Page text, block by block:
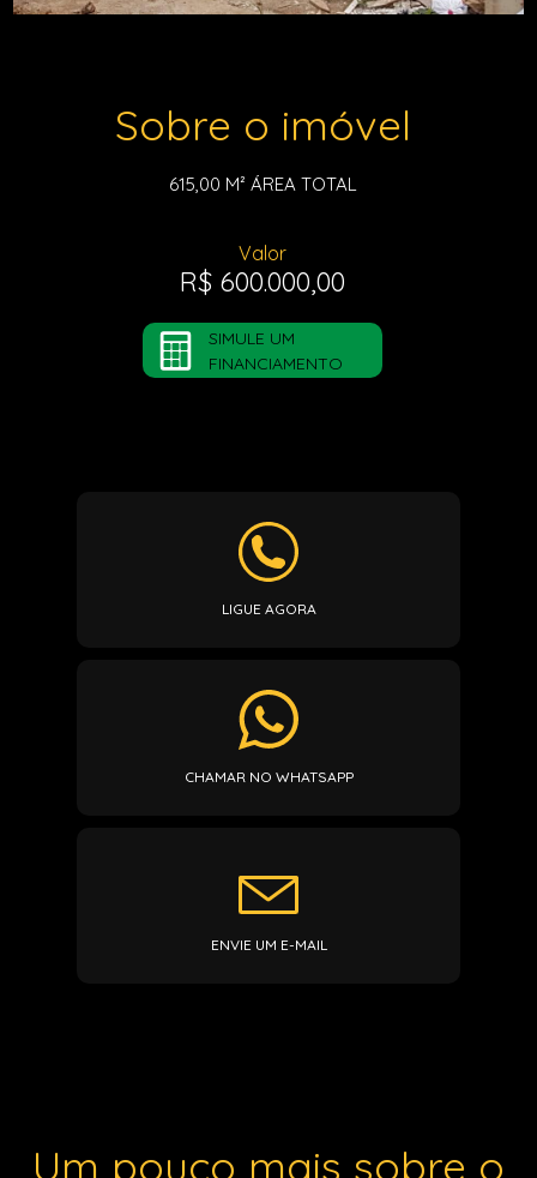
Sobre o imóvel
615,00 M² ÁREA TOTAL
Valor
R$ 600.000,00
SIMULE UM
FINANCIAMENTO
LIGUE AGORA
CHAMAR NO WHATSAPP
ENVIE UM E-MAIL
Um pouco mais sobre o